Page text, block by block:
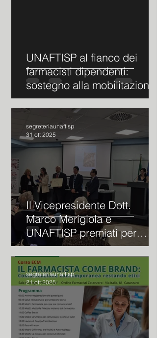
UNAFTISP al fianco dei
farmacisti dipendenti:
sostegno alla mobilitazione
per il nuovo contratto
Il Vicepresidente Dott.
Marco Merigiola e
UNAFTISP premiati per
l’impegno nella salute dei
cittadini romani
segreteriaunaftisp
31 ott 2025
segreteriaunaftisp
21 ott 2025